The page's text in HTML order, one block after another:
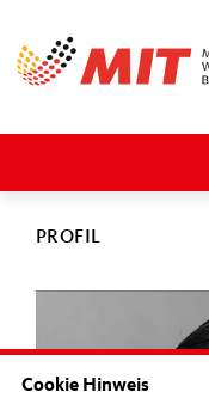
PROFIL
Cookie Hinweis